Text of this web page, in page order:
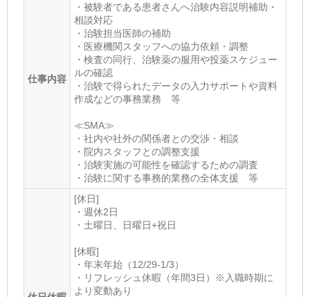
仕事内容
・被験者である患者さんへ治験内容説明補助・
相談対応
・治験担当医師の補助
・医療機関スタッフへの協力依頼・調整
・検査の同行、治験薬の服用や投薬スケジュー
ルの確認
・治験で得られたデータの入力サポートや資料
作成などの事務業務 等
≪SMA≫
・社内や社外の関係者との交渉・相談
・院内スタッフとの調整支援
・治験実施の可能性を確認するための調査
・治験に関する事務的業務の全体支援 等
[休日]
・週休2日
・土曜日、日曜日+祝日
[休暇]
・年末年始（12/29-1/3）
・リフレッシュ休暇（年間3日）※入職時期に
より変動あり